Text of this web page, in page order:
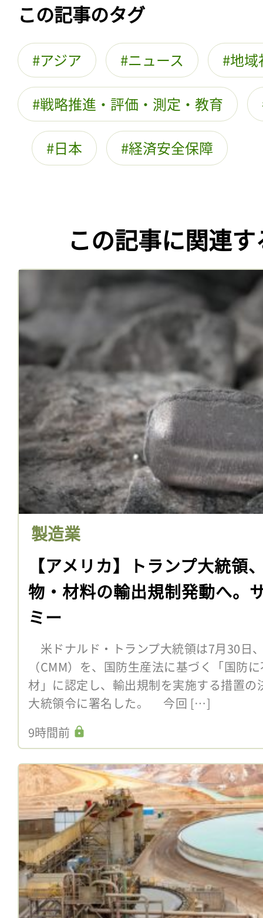
この記事のタグ
アジア ニュース 地域
戦略推進・評価・測定・教育
日本 経済安全保障
この記事に関連
製造業
【アメリカ】トランプ大統領
物・材料の輸出規制発動へ。
ミー
米ドナルド・トランプ大統領は7月30日
（CMM）を、国防生産法に基づく「国防
材」に認定し、輸出規制を実施する措置
大統領令に署名した。 今回 […]
9時間前